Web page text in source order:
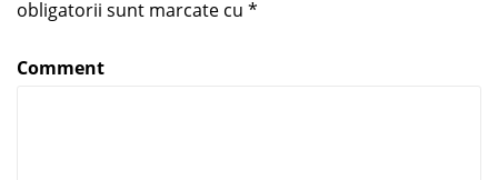
obligatorii sunt marcate cu *
Comment